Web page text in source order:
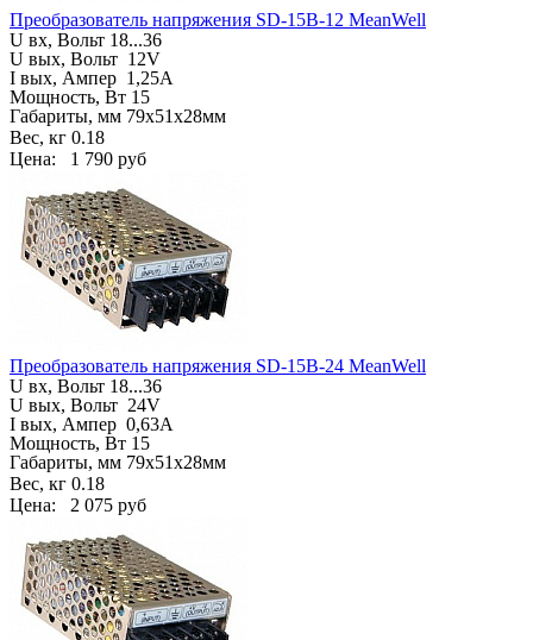
Преобразователь напряжения SD-15B-12 MeanWell
U вх, Вольт 18...36
U вых, Вольт 12V
I вых, Ампер 1,25A
Мощность, Вт 15
Габариты, мм 79х51х28мм
Вес, кг 0.18
Цена: 1 790 руб
Преобразователь напряжения SD-15B-24 MeanWell
U вх, Вольт 18...36
U вых, Вольт 24V
I вых, Ампер 0,63A
Мощность, Вт 15
Габариты, мм 79х51х28мм
Вес, кг 0.18
Цена: 2 075 руб